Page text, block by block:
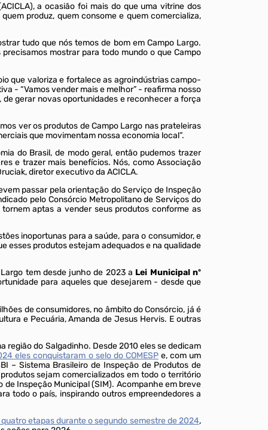
a ocasião foi mais do que uma vitrine dos
produz, quem consome e quem comercializa,
tudo que nós temos de bom em Campo Largo.
mostrar para todo mundo o que Campo
que valoriza e fortalece as agroindústrias campo-
- “Vamos vender mais e melhor” - reafirma nosso
gerar novas oportunidades e reconhecer a força
ver os produtos de Campo Largo nas prateleiras
que movimentam nossa economia local”.
do Brasil, de modo geral, então pudemos trazer
e trazer mais benefícios. Nós, como Associação
diretor executivo da ACICLA.
passar pela orientação do Serviço de Inspeção
pelo Consórcio Metropolitano de Serviços do
aptas a vender seus produtos conforme as
inoportunas para a saúde, para o consumidor, e
esses produtos estejam adequados e na qualidade
tem desde junho de 2023 a Lei Municipal nº
para aqueles que desejarem - desde que
de consumidores, no âmbito do Consórcio, já é
e Pecuária, Amanda de Jesus Hervis. E outras
região do Salgadinho. Desde 2010 eles se dedicam
eles conquistaram o selo do COMESPe, com um
– Sistema Brasileiro de Inspeção de Produtos de
sejam comercializados em todo o território
Inspeção Municipal (SIM). Acompanhe em breve
todo o país, inspirando outros empreendedores a
etapas durante o segundo semestre de 2024,